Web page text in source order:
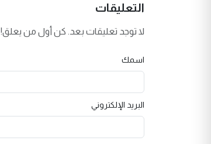
التعليقات
لا توجد تعليقات بعد. كن أول من يعلق!
اسمك
البريد الإلكتروني